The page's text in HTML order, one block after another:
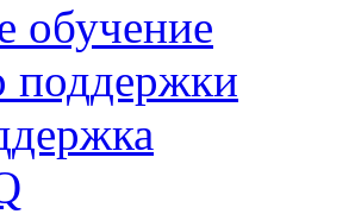
обучение
поддержки